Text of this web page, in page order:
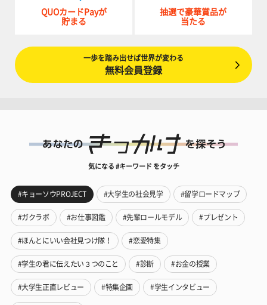
QUOカードPayが
貯まる
抽選で豪華賞品が
当たる
一歩を踏み出せば世界が変わる
無料会員登録
気になる #キーワード をタッチ
#キョーソウPROJECT #大学生の社会見学 #留学ロードマップ
#ガクラボ #お仕事図鑑 #先輩ロールモデル #プレゼント
#ほんとにいい会社見つけ隊！ #恋愛特集
#学生の君に伝えたい３つのこと #診断 #お金の授業
#大学生正直レビュー #特集企画 #学生インタビュー